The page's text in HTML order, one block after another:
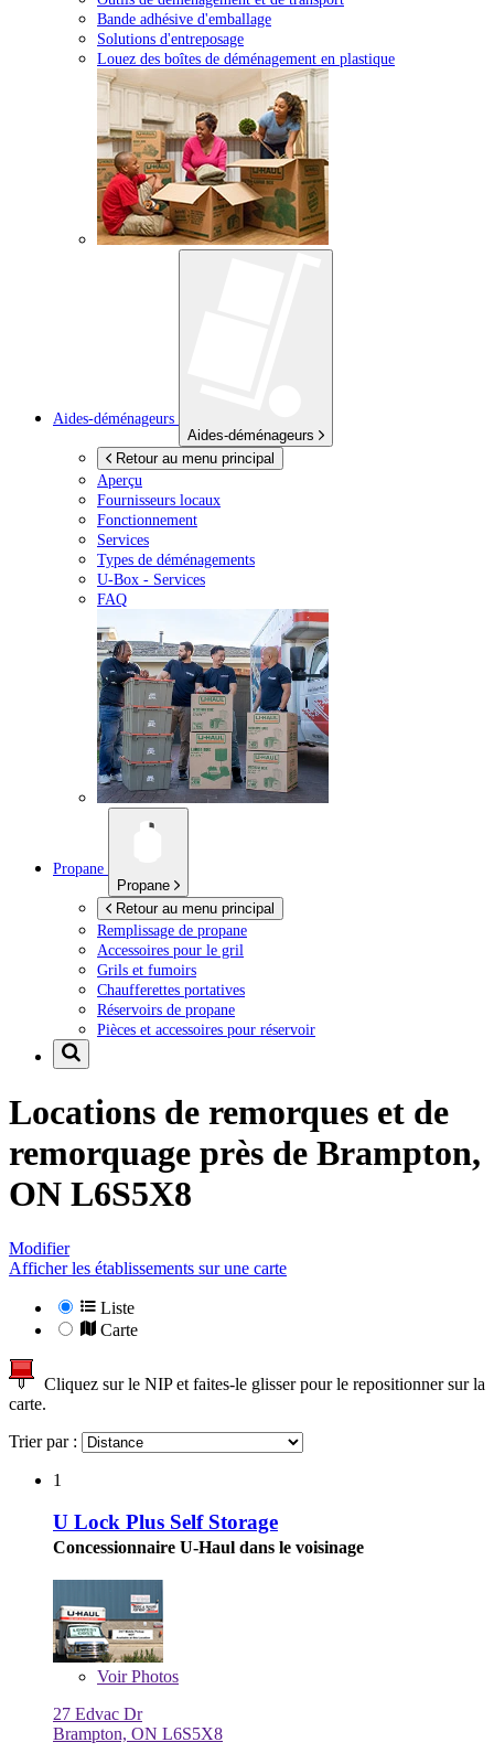
Bande adhésive d'emballage
Solutions d'entreposage
Louez des boîtes de déménagement en plastique
Aides-déménageurs
Aides-déménageurs
Retour au menu principal
Aperçu
Fournisseurs locaux
Fonctionnement
Services
Types de déménagements
U-Box - Services
FAQ
Propane
Propane
Retour au menu principal
Remplissage de propane
Accessoires pour le gril
Grils et fumoirs
Chaufferettes portatives
Réservoirs de propane
Pièces et accessoires pour réservoir
Locations de remorques et de
remorquage près de Brampton,
ON L6S5X8
Modifier
Afficher les établissements sur une carte
Liste
Carte
Cliquez sur le NIP et faites-le glisser pour le repositionner sur la
carte.
Trier par :
1
U Lock Plus Self Storage
Concessionnaire U-Haul dans le voisinage
VoirPhotos
27 Edvac Dr
Brampton, ON L6S5X8